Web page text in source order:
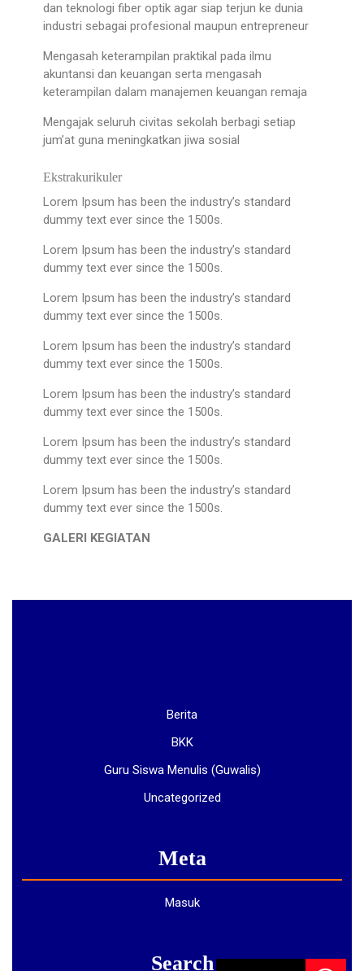
dan teknologi fiber optik agar siap terjun ke dunia
industri sebagai profesional maupun entrepreneur
Mengasah keterampilan praktikal pada ilmu
akuntansi dan keuangan serta mengasah
keterampilan dalam manajemen keuangan remaja
Mengajak seluruh civitas sekolah berbagi setiap
jum’at guna meningkatkan jiwa sosial
Ekstrakurikuler
Lorem Ipsum has been the industry’s standard
dummy text ever since the 1500s.
Lorem Ipsum has been the industry’s standard
dummy text ever since the 1500s.
Lorem Ipsum has been the industry’s standard
dummy text ever since the 1500s.
Lorem Ipsum has been the industry’s standard
dummy text ever since the 1500s.
Lorem Ipsum has been the industry’s standard
dummy text ever since the 1500s.
Lorem Ipsum has been the industry’s standard
dummy text ever since the 1500s.
Lorem Ipsum has been the industry’s standard
dummy text ever since the 1500s.
GALERI KEGIATAN
Berita
BKK
Guru Siswa Menulis (Guwalis)
Uncategorized
Meta
Masuk
Search